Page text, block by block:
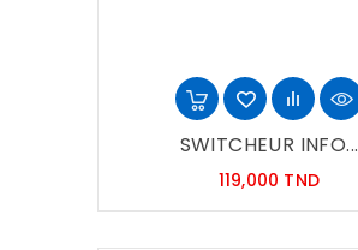
SWITCHEUR INFO...
119,000 TNDPrix